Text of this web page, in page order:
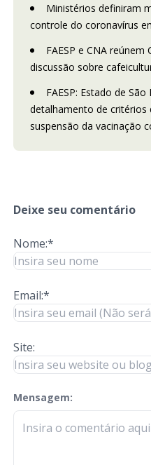
Ministérios definiram
controle do coronavírus
FAESP e CNA
discussão sobre
FAESP: Estado de
detalhamento de critérios
suspensão da vacinação
Deixe seu comentário
Nome:*
Email:*
Site:
Mensagem:
check-terms